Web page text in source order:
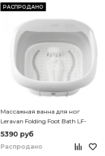
РАСПРОДАНО
Массажная ванна для ног
Leravan Folding Foot Bath LF-
ZP008
5390 руб
Распродано